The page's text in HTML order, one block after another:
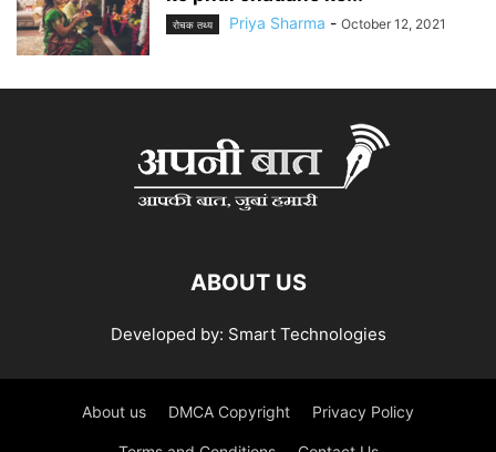
रोचक तथ्य Priya Sharma - October 12, 2021
ABOUT US
Developed by: Smart Technologies
About us DMCA Copyright Privacy Policy